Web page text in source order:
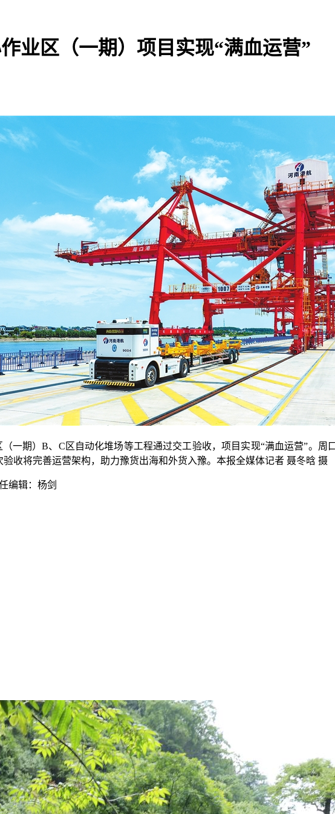
业区（一期）项目实现“满血运营”
期）B、C区自动化堆场等工程通过交工验收，项目实现“满血运营”。周
收将完善运营架构，助力豫货出海和外货入豫。本报全媒体记者 聂冬晗 摄
编辑：杨剑